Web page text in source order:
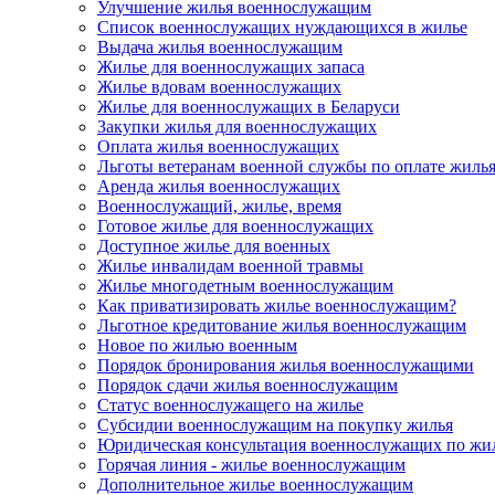
Улучшение жилья военнослужащим
Список военнослужащих нуждающихся в жилье
Выдача жилья военнослужащим
Жилье для военнослужащих запаса
Жилье вдовам военнослужащих
Жилье для военнослужащих в Беларуси
Закупки жилья для военнослужащих
Оплата жилья военнослужащих
Льготы ветеранам военной службы по оплате жилья
Аренда жилья военнослужащих
Военнослужащий, жилье, время
Готовое жилье для военнослужащих
Доступное жилье для военных
Жилье инвалидам военной травмы
Жилье многодетным военнослужащим
Как приватизировать жилье военнослужащим?
Льготное кредитование жилья военнослужащим
Новое по жилью военным
Порядок бронирования жилья военнослужащими
Порядок сдачи жилья военнослужащим
Статус военнослужащего на жилье
Субсидии военнослужащим на покупку жилья
Юридическая консультация военнослужащих по
Горячая линия - жилье военнослужащим
Дополнительное жилье военнослужащим